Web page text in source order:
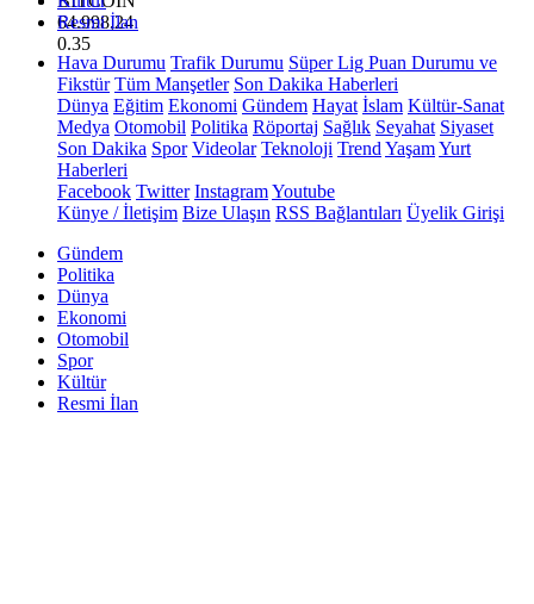
64.998,24
0.35
Resmi İlan
Hava Durumu Trafik Durumu Süper Lig Puan Durumu ve
Fikstür Tüm Manşetler Son Dakika Haberleri
Dünya Eğitim Ekonomi Gündem Hayat İslam Kültür-Sanat
Medya Otomobil Politika Röportaj Sağlık Seyahat Siyaset
Son Dakika Spor Videolar Teknoloji Trend YaşamYurt
Haberleri
Facebook Twitter InstagramYoutube
Künye / İletişim Bize Ulaşın RSS Bağlantıları Üyelik Girişi
Gündem
Politika
Dünya
Ekonomi
Otomobil
Spor
Kültür
Resmi İlan